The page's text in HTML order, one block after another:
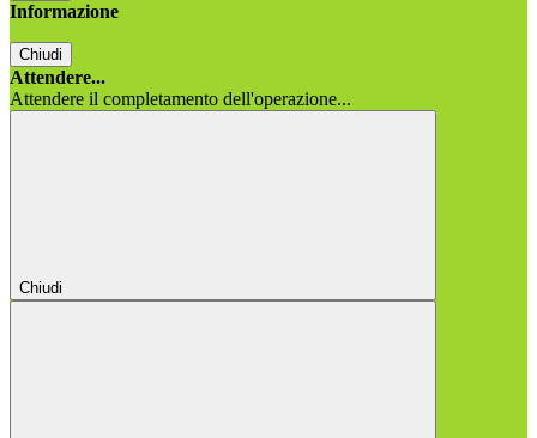
Informazione
Chiudi
Attendere...
Attendere il completamento dell'operazione...
Chiudi